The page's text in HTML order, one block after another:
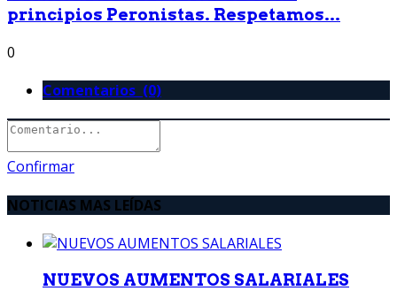
principios Peronistas. Respetamos...
0
Comentarios (0)
Confirmar
NOTICIAS MAS LEÍDAS
NUEVOS AUMENTOS SALARIALES